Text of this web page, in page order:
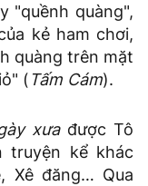
"quềnh quàng",
kẻ ham chơi,
quàng trên mặt
( Tấm Cám).
xưađược Tô
truyện kể khác
Xê đăng… Qua